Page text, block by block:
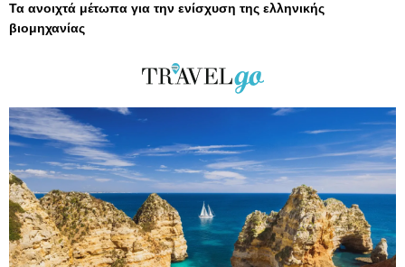
Τα ανοιχτά μέτωπα για την ενίσχυση της ελληνικής
βιομηχανίας